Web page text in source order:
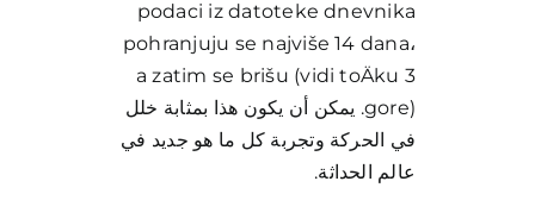
podaci iz datoteke dnevnika
pohranjuju se najviše 14 dana،
a zatim se brišu (vidi toÄku 3
gore). يمكن أن يكون هذا بمثابة خلل
في الحركة وتجربة كل ما هو جديد في
عالم الحداثة.